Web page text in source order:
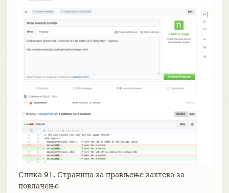
Слика 91. Страница за прављење захтева за
повлачење